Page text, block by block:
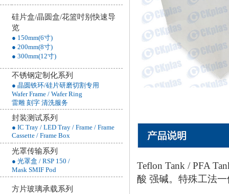
硅片盒/晶圆盒/花篮吋别快速导
览
● 150mm(6寸)
● 200mm(8寸)
● 300mm(12寸)
不锈钢定制化系列
● 晶圆铁环/硅片研磨切割专用
Wafer Frame / Wafer Ring
雷雕 刻字 清洗服务
封装测试系列
● IC Tray / LED Tray / Frame / Frame
Cassette / Frame Box
光罩传输系列
● 光罩盒 / RSP 150 /
Mask SMIF Pod
方片玻璃承载系列
Teflon Tank / PFA
酸 强碱。特殊工法